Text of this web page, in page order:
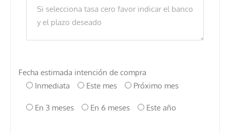
Fecha estimada intención de compra
Inmediata
Este mes Próximo mes
En 3 meses En 6 meses Este año